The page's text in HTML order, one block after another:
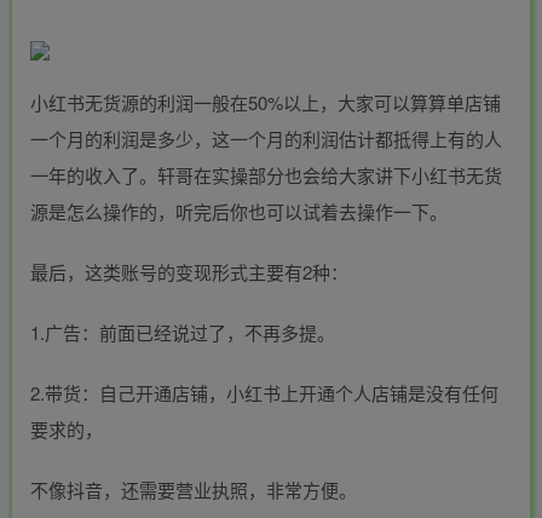
小红书无货源的利润一般在50%以上，大家可以算算单店铺
一个月的利润是多少，这一个月的利润估计都抵得上有的人
一年的收入了。轩哥在实操部分也会给大家讲下小红书无货
源是怎么操作的，听完后你也可以试着去操作一下。
最后，这类账号的变现形式主要有2种：
1.广告：前面已经说过了，不再多提。
2.带货：自己开通店铺，小红书上开通个人店铺是没有任何
要求的，
不像抖音，还需要营业执照，非常方便。